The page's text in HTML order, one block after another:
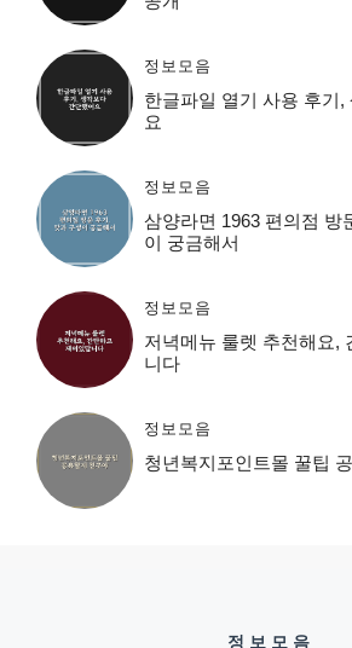
정보모음
한글파일 열기 사용 후기,
요
정보모음
삼양라면 1963 편의점 방
이 궁금해서
정보모음
저녁메뉴 룰렛 추천해요,
니다
정보모음
청년복지포인트몰 꿀팁
정보모음